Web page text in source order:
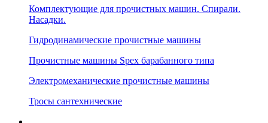
Комплектующие для прочистных машин. Спирали.
Насадки.
Гидродинамические прочистные машины
Прочистные машины Spex барабанного типа
Электромеханические прочистные машины
Тросы сантехнические